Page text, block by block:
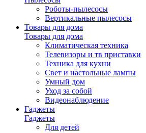
Роботы-пылесосы
Вертикальные пылесосы
Товары для дома
Товары для дома
Климатическая техника
Телевизоры и тв приставки
Техника для кухни
Свет и настольные лампы
Умный дом
Уход за собой
Видеонаблюдение
Гаджеты
Гаджеты
Для детей